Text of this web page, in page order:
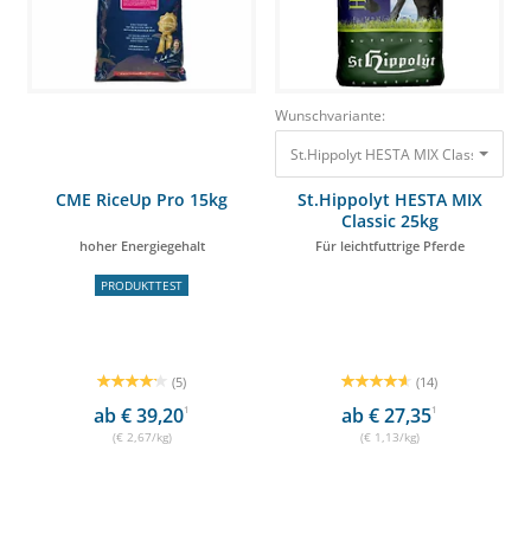
CME RiceUp Pro 15kg
hoher Energiegehalt
PRODUKTTEST
(5)
ab € 39,201
(€ 2,67/kg)
Wunschvariante:
St.Hippolyt HESTA MIX Classic
St.Hippolyt HESTA MIX
Classic 25kg
Für leichtfuttrige Pferde
(14)
ab € 27,351
(€ 1,13/kg)